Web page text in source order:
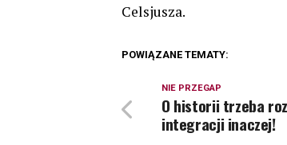
Celsjusza.
POWIĄZANE TEMATY:
NIE PRZEGAP
O historii trzeba
integracji inaczej!